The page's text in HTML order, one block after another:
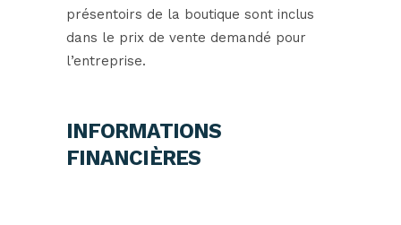
présentoirs de la boutique sont inclus
dans le prix de vente demandé pour
l’entreprise.
INFORMATIONS
FINANCIÈRES